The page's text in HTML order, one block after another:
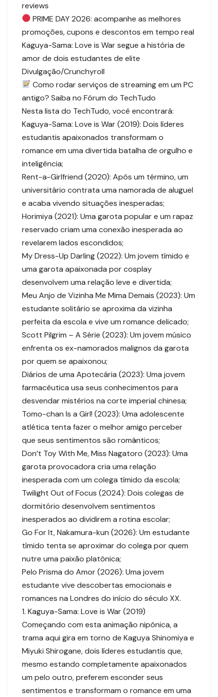
reviews
PRIME DAY 2026: acompanhe as melhores
promoções, cupons e descontos em tempo real
Kaguya-Sama: Love is War segue a história de
amor de dois estudantes de elite
Divulgação/Crunchyroll
Como rodar serviços de streaming em um PC
antigo? Saiba no Fórum do TechTudo
Nesta lista do TechTudo, você encontrará:
Kaguya-Sama: Love is War (2019): Dois líderes
estudantis apaixonados transformam o
romance em uma divertida batalha de orgulho e
inteligência;
Rent-a-Girlfriend (2020): Após um término, um
universitário contrata uma namorada de aluguel
e acaba vivendo situações inesperadas;
Horimiya (2021): Uma garota popular e um rapaz
reservado criam uma conexão inesperada ao
revelarem lados escondidos;
My Dress-Up Darling (2022): Um jovem tímido e
uma garota apaixonada por cosplay
desenvolvem uma relação leve e divertida;
Meu Anjo de Vizinha Me Mima Demais (2023): Um
estudante solitário se aproxima da vizinha
perfeita da escola e vive um romance delicado;
Scott Pilgrim – A Série (2023): Um jovem músico
enfrenta os ex-namorados malignos da garota
por quem se apaixonou;
Diários de uma Apotecária (2023): Uma jovem
farmacêutica usa seus conhecimentos para
desvendar mistérios na corte imperial chinesa;
Tomo-chan Is a Girl! (2023): Uma adolescente
atlética tenta fazer o melhor amigo perceber
que seus sentimentos são românticos;
Don’t Toy With Me, Miss Nagatoro (2023): Uma
garota provocadora cria uma relação
inesperada com um colega tímido da escola;
Twilight Out of Focus (2024): Dois colegas de
dormitório desenvolvem sentimentos
inesperados ao dividirem a rotina escolar;
Go For It, Nakamura-kun (2026): Um estudante
tímido tenta se aproximar do colega por quem
nutre uma paixão platônica;
Pelo Prisma do Amor (2026): Uma jovem
estudante vive descobertas emocionais e
romances na Londres do início do século XX.
1. Kaguya-Sama: Love is War (2019)
Começando com esta animação nipônica, a
trama aqui gira em torno de Kaguya Shinomiya e
Miyuki Shirogane, dois líderes estudantis que,
mesmo estando completamente apaixonados
um pelo outro, preferem esconder seus
sentimentos e transformam o romance em uma